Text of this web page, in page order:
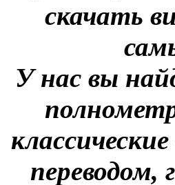
скачать
У нас вы
переводом,